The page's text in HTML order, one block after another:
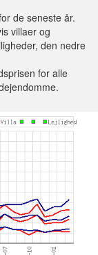
de seneste år.
villaer og
den nedre
for alle